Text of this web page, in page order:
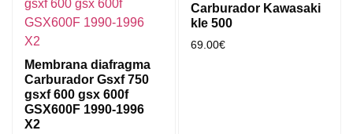
Membrana diafragma
Carburador Gsxf 750
gsxf 600 gsx 600f
GSX600F 1990-1996
X2
Carburador Kawasaki
kle 500
69.00€